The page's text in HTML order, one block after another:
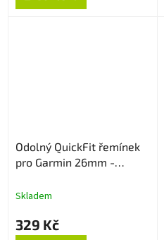
Odolný QuickFit řemínek
pro Garmin 26mm -
Skladem
329 Kč